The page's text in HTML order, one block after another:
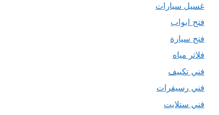
غسيل سيارات
فتح ابواب
فتح سيارة
فلاتر مياه
فني تكييف
فني رسيفرات
فني ستلايت